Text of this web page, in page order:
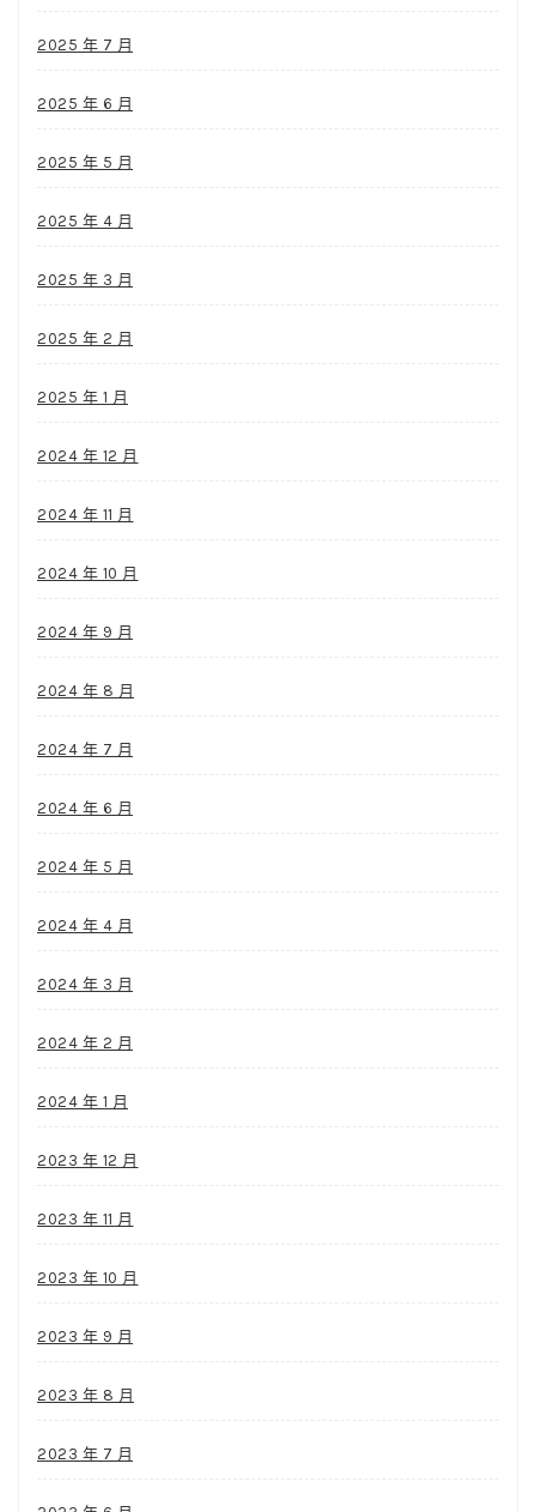
2025 年 7 月
2025 年 6 月
2025 年 5 月
2025 年 4 月
2025 年 3 月
2025 年 2 月
2025 年 1 月
2024 年 12 月
2024 年 11 月
2024 年 10 月
2024 年 9 月
2024 年 8 月
2024 年 7 月
2024 年 6 月
2024 年 5 月
2024 年 4 月
2024 年 3 月
2024 年 2 月
2024 年 1 月
2023 年 12 月
2023 年 11 月
2023 年 10 月
2023 年 9 月
2023 年 8 月
2023 年 7 月